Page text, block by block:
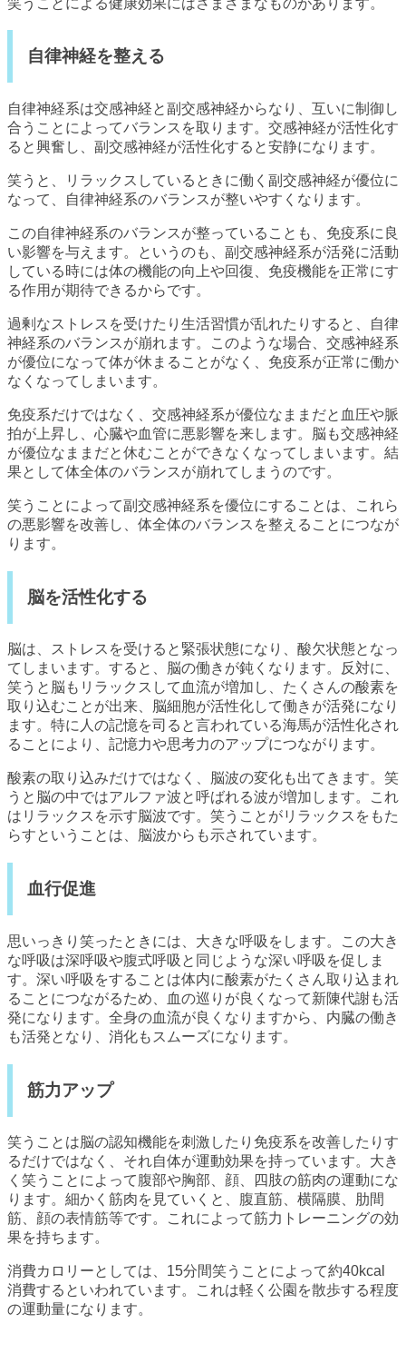
自律神経を整える
自律神経系は交感神経と副交感神経からなり、互いに制御し
合うことによってバランスを取ります。交感神経が活性化す
ると興奮し、副交感神経が活性化すると安静になります。
笑うと、リラックスしているときに働く副交感神経が優位に
なって、自律神経系のバランスが整いやすくなります。
この自律神経系のバランスが整っていることも、免疫系に良
い影響を与えます。というのも、副交感神経系が活発に活動
している時には体の機能の向上や回復、免疫機能を正常にす
る作用が期待できるからです。
過剰なストレスを受けたり生活習慣が乱れたりすると、自律
神経系のバランスが崩れます。このような場合、交感神経系
が優位になって体が休まることがなく、免疫系が正常に働か
なくなってしまいます。
免疫系だけではなく、交感神経系が優位なままだと血圧や脈
拍が上昇し、心臓や血管に悪影響を来します。脳も交感神経
が優位なままだと休むことができなくなってしまいます。結
果として体全体のバランスが崩れてしまうのです。
笑うことによって副交感神経系を優位にすることは、これら
の悪影響を改善し、体全体のバランスを整えることにつなが
ります。
脳を活性化する
脳は、ストレスを受けると緊張状態になり、酸欠状態となっ
てしまいます。すると、脳の働きが鈍くなります。反対に、
笑うと脳もリラックスして血流が増加し、たくさんの酸素を
取り込むことが出来、脳細胞が活性化して働きが活発になり
ます。特に人の記憶を司ると言われている海馬が活性化され
ることにより、記憶力や思考力のアップにつながります。
酸素の取り込みだけではなく、脳波の変化も出てきます。笑
うと脳の中ではアルファ波と呼ばれる波が増加します。これ
はリラックスを示す脳波です。笑うことがリラックスをもた
らすということは、脳波からも示されています。
血行促進
思いっきり笑ったときには、大きな呼吸をします。この大き
な呼吸は深呼吸や腹式呼吸と同じような深い呼吸を促しま
す。深い呼吸をすることは体内に酸素がたくさん取り込まれ
ることにつながるため、血の巡りが良くなって新陳代謝も活
発になります。全身の血流が良くなりますから、内臓の働き
も活発となり、消化もスムーズになります。
筋力アップ
笑うことは脳の認知機能を刺激したり免疫系を改善したりす
るだけではなく、それ自体が運動効果を持っています。大き
く笑うことによって腹部や胸部、顔、四肢の筋肉の運動にな
ります。細かく筋肉を見ていくと、腹直筋、横隔膜、肋間
筋、顔の表情筋等です。これによって筋力トレーニングの効
果を持ちます。
消費カロリーとしては、15分間笑うことによって約40kcal
消費するといわれています。これは軽く公園を散歩する程度
の運動量になります。